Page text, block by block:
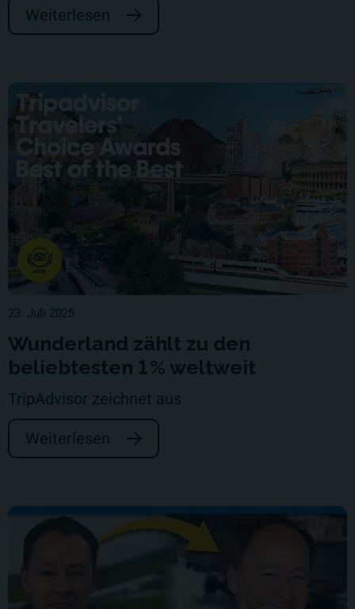
Weiterlesen
23. Juli 2025
Wunderland zählt zu den
beliebtesten 1 % weltweit
TripAdvisor zeichnet aus
Weiterlesen